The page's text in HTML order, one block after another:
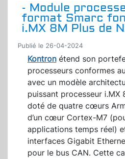
- Module
format Smarc
i.MX 8M Plus de
Publié le 26-04-2024
Kontron étend son
processeurs conformes
avec un modèle
puissant processeur i.MX
doté de quatre cœurs
d’un cœur Cortex-M7
applications temps réel)
interfaces Gigabit
pour le bus CAN. Cette